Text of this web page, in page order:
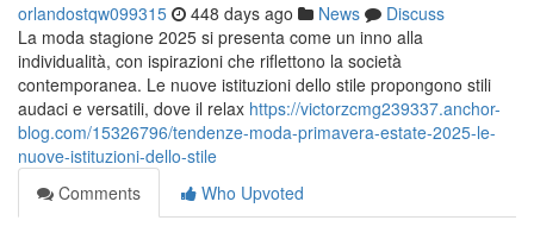
orlandostqw099315 448 days ago News
Discuss
La moda stagione 2025 si presenta come un inno alla
individualità, con ispirazioni che riflettono la società
contemporanea. Le nuove istituzioni dello stile propongono stili
audaci e versatili, dove il relax https://victorzcmg239337.anchor-
blog.com/15326796/tendenze-moda-primavera-estate-2025-le-
nuove-istituzioni-dello-stile
Comments
Who Upvoted